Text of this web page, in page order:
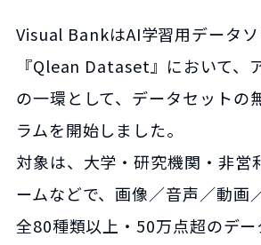
Visual BankはAI学習用データ
『Qlean Dataset』において、
の一環として、データセットの
ラムを開始しました。
対象は、大学・研究機関・非営
ームなどで、画像／音声／動画
全80種類以上・50万点超のデ